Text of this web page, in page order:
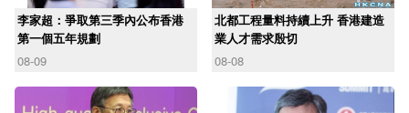
李家超：爭取第三季內公布香港
第一個五年規劃
08-09
北都工程量料持續上升 香港建造
業人才需求殷切
08-08